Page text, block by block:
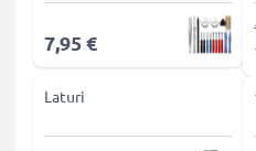
7,95 €
Laturi